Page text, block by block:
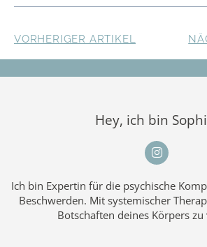
VORHERIGER ARTIKEL
Hey, ich bin
Ich bin Expertin für die psychische
Beschwerden. Mit systemischer
Botschaften deines Körpers zu